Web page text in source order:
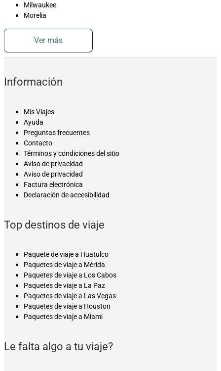
Milwaukee
Morelia
Ver más
Información
Mis Viajes
Ayuda
Preguntas frecuentes
Contacto
Términos y condiciones del sitio
Aviso de privacidad
Aviso de privacidad
Factura electrónica
Declaración de accesibilidad
Top destinos de viaje
Paquete de viaje a Huatulco
Paquetes de viaje a Mérida
Paquetes de viaje a Los Cabos
Paquetes de viaje a La Paz
Paquetes de viaje a Las Vegas
Paquetes de viaje a Houston
Paquetes de viaje a Miami
Le falta algo a tu viaje?